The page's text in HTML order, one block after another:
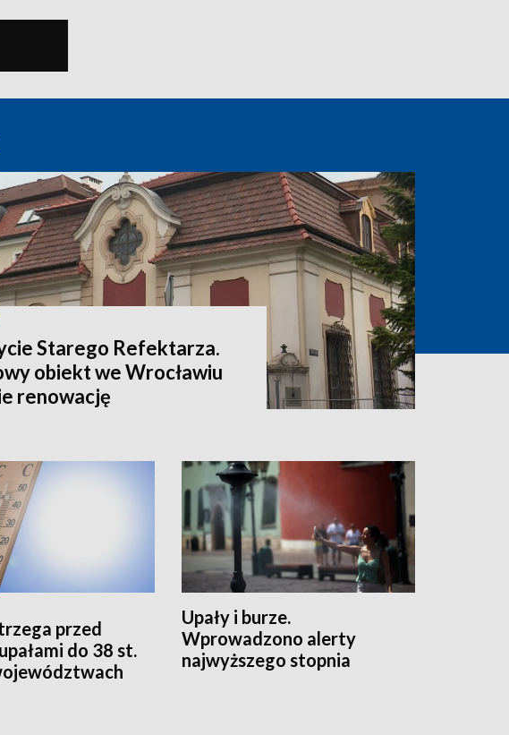
Starego Refektarza.
obiekt we Wrocławiu
renowację
przed
do 38 st.
Upały i burze.
Wprowadzono alerty
najwyższego stopnia